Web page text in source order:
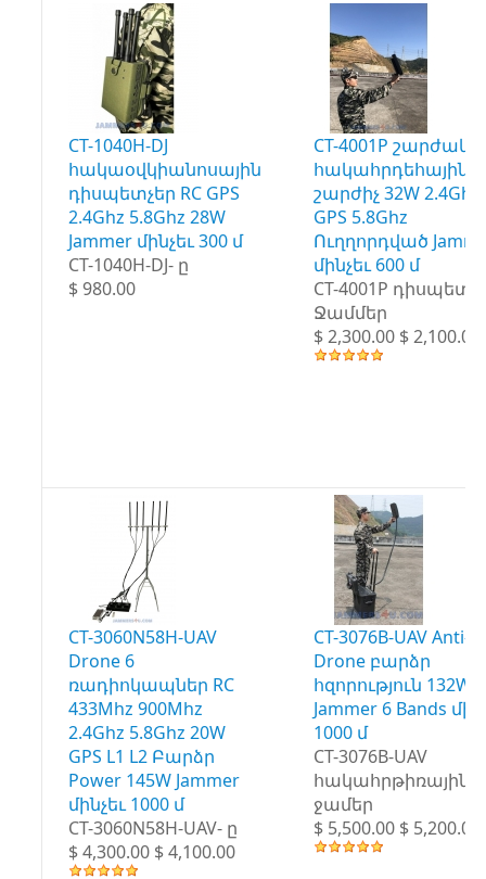
CT-1040H-DJ
հակաօվկիանոսային
դիսպետչեր RC GPS
2.4Ghz 5.8Ghz 28W
Jammer մինչեւ 300 մ
CT-1040H-DJ- ը
$ 980.00
CT-4001P
հակահրդեհային
շարժիչ 32W 2.4Ghz
GPS 5.8Ghz
Ուղղորդված
մինչեւ 600 մ
CT-4001P
Ջամմեր
$ 2,300.00 $ 2,100.00
CT-3060N58H-UAV
Drone 6
ռադիոկապներ RC
433Mhz 900Mhz
2.4Ghz 5.8Ghz 20W
GPS L1 L2 Բարձր
Power 145W Jammer
մինչեւ 1000 մ
CT-3060N58H-UAV- ը
$ 4,300.00 $ 4,100.00
CT-3076B-UAV Anti-
Drone բարձր
հզորություն 132W
Jammer 6 Bands
1000 մ
CT-3076B-UAV
հակահրթիռային
ջամեր
$ 5,500.00 $ 5,200.00